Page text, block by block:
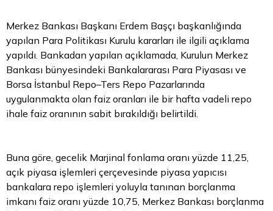
Merkez Bankası Başkanı Erdem Başçı başkanlığında
yapılan Para Politikası Kurulu kararları ile ilgili açıklama
yapıldı. Bankadan yapılan açıklamada, Kurulun Merkez
Bankası bünyesindeki Bankalararası Para Piyasası ve
Borsa İstanbul Repo–Ters Repo Pazarlarında
uygulanmakta olan faiz oranları ile bir hafta vadeli repo
ihale faiz oranının sabit bırakıldığı belirtildi.
Buna göre, gecelik Marjinal fonlama oranı yüzde 11,25,
açık piyasa işlemleri çerçevesinde piyasa yapıcısı
bankalara repo işlemleri yoluyla tanınan borçlanma
imkanı faiz oranı yüzde 10,75, Merkez Bankası borçlanma